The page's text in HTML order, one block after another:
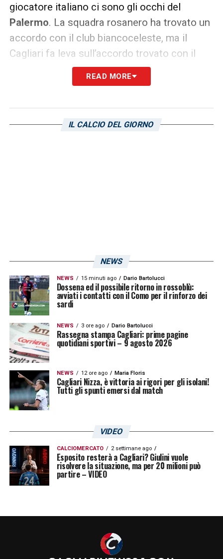
giocatore italiano ci sono gli occhi del
Palermo. La squadra rosanero ha trovato un
accordo con il club biancoceleste, ma il
Cagliari fa leva sull’accordo trovato con il
giocatore. Prati preferirebbe approdare nel
campionato di Serie A piuttosto che in
compiendo il sorpasso decisivo, bruciando la
READ MORE
IL CALCIO DEL GIORNO
NEWS
NEWS 15 minuti ago Dario Bartolucci
Dossena ed il possibile ritorno in rossoblù:
avviati i contatti con il Como per il rinforzo dei
sardi
NEWS 3 ore ago Dario Bartolucci
Rassegna stampa Cagliari: prime pagine
quotidiani sportivi – 9 agosto 2026
NEWS 12 ore ago Maria Floris
Cagliari Nizza, è vittoria ai rigori per gli isolani!
Tutti gli spunti emersi dal match
VIDEO
CALCIOMERCATO 2 settimane ago
Esposito resterà a Cagliari? Giulini vuole
risolvere la situazione, ma per 20 milioni può
partire – VIDEO